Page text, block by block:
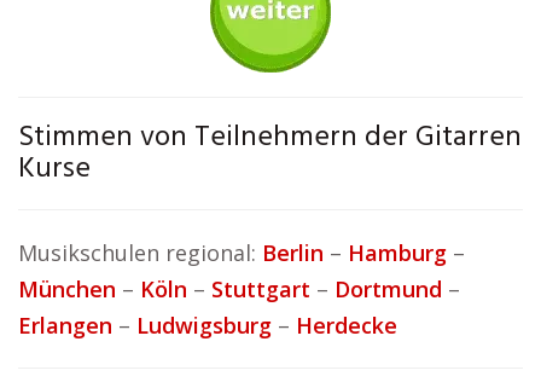
Stimmen von Teilnehmern der Gitarren
Kurse
Musikschulen regional: Berlin – Hamburg –
München – Köln – Stuttgart – Dortmund –
Erlangen – Ludwigsburg – Herdecke